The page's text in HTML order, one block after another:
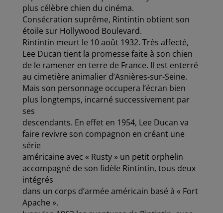
plus célèbre chien du cinéma.
Consécration suprême, Rintintin obtient son
étoile sur Hollywood Boulevard.
Rintintin meurt le 10 août 1932. Très affecté,
Lee Ducan tient la promesse faite à son chien
de le ramener en terre de France. Il est enterré
au cimetière animalier d’Asnières-sur-Seine.
Mais son personnage occupera l’écran bien
plus longtemps, incarné successivement par
ses
descendants. En effet en 1954, Lee Ducan va
faire revivre son compagnon en créant une
série
américaine avec « Rusty » un petit orphelin
accompagné de son fidèle Rintintin, tous deux
intégrés
dans un corps d’armée américain basé à « Fort
Apache ».